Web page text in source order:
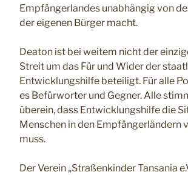
Empfängerlandes unabhängig von
der eigenen Bürger macht.
Deaton ist bei weitem nicht der
Streit um das Für und Wider der
Entwicklungshilfe beteiligt. Für alle
es Befürworter und Gegner. Alle
überein, dass Entwicklungshilfe die
Menschen in den Empfängerländern
muss.
Der Verein „Straßenkinder Tansania